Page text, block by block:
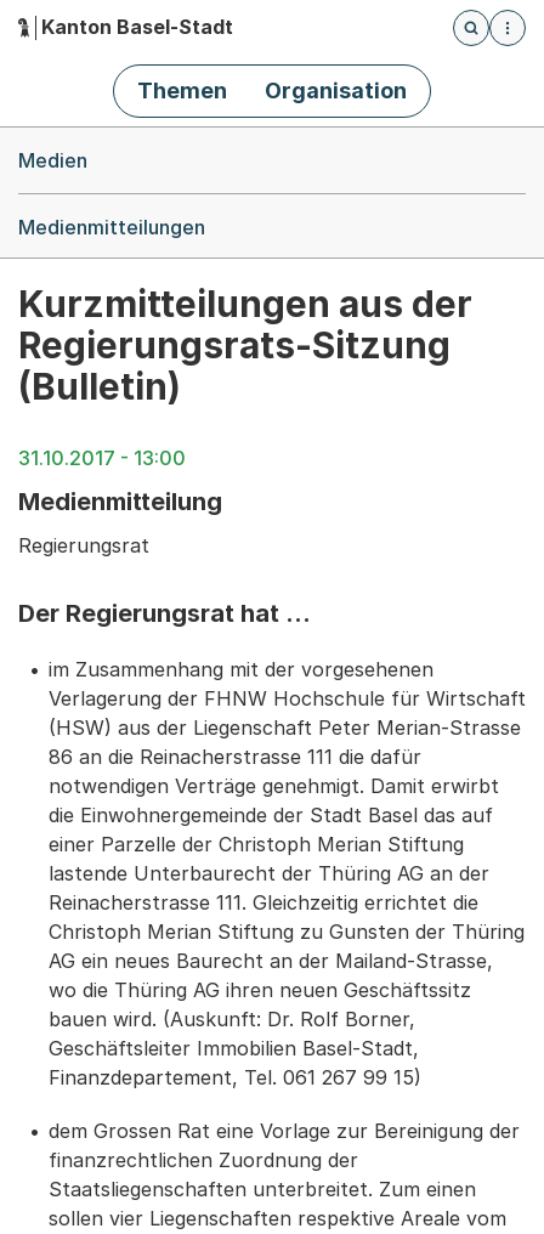
Hauptnavigation
Kanton Basel-Stadt
Öffnet
Themen Organisation
Medien
Medienmitteilungen
Kurzmitteilungen aus der
Regierungsrats-Sitzung
(Bulletin)
31.10.2017 - 13:00
Medienmitteilung
Regierungsrat
Der Regierungsrat hat …
im Zusammenhang mit der vorgesehenen
Verlagerung der FHNW Hochschule für Wirtschaft
(HSW) aus der Liegenschaft Peter Merian-Strasse
86 an die Reinacherstrasse 111 die dafür
notwendigen Verträge genehmigt. Damit erwirbt
die Einwohnergemeinde der Stadt Basel das auf
einer Parzelle der Christoph Merian Stiftung
lastende Unterbaurecht der Thüring AG an der
Reinacherstrasse 111. Gleichzeitig errichtet die
Christoph Merian Stiftung zu Gunsten der Thüring
AG ein neues Baurecht an der Mailand-Strasse,
wo die Thüring AG ihren neuen Geschäftssitz
bauen wird. (Auskunft: Dr. Rolf Borner,
Geschäftsleiter Immobilien Basel-Stadt,
Finanzdepartement, Tel. 061 267 99 15)
dem Grossen Rat eine Vorlage zur Bereinigung der
finanzrechtlichen Zuordnung der
Staatsliegenschaften unterbreitet. Zum einen
sollen vier Liegenschaften respektive Areale vom